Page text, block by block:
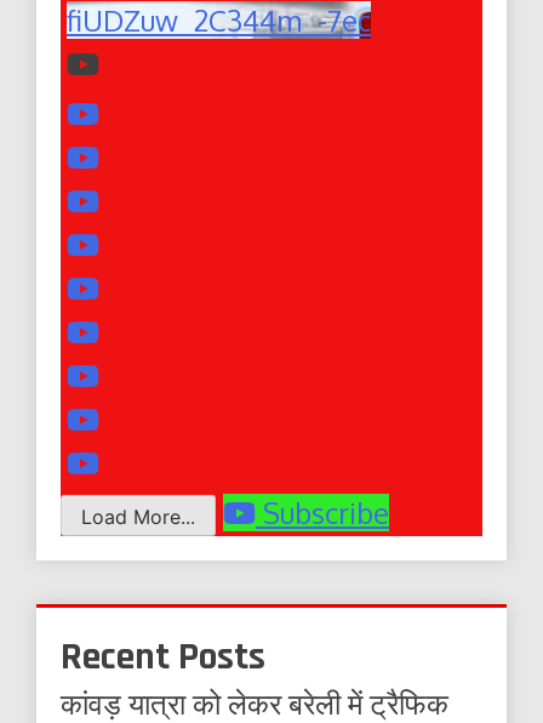
fiUDZuw_2C344m_-7ec
Load More... Subscribe
Recent Posts
कांवड़ यात्रा को लेकर बरेली में ट्रैफिक